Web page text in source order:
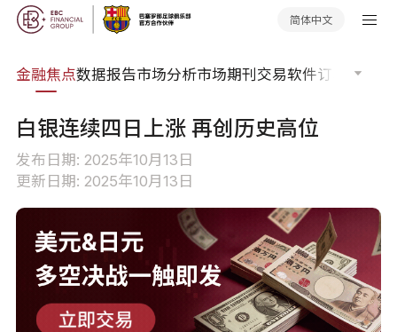
简体中文
金融焦点数据报告市场分析市场期刊交易软件订单流
白银连续四日上涨 再创历史高位
发布日期: 2025年10月13日
更新日期: 2025年10月13日